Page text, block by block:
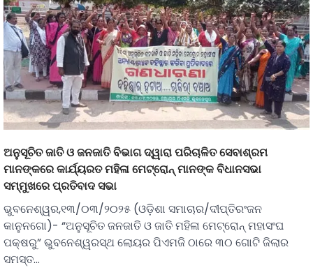
ଅନୁସୂଚିତ ଜାତି ଓ ଜନଜାତି ବିଭାଗ ଦ୍ୱାରା ପରିଚାଳିତ ସେବାଶ୍ରମ
ମାନଙ୍କରେ କାର୍ଯ୍ୟରତ ମହିଳା ମେଟ୍ରୋନ୍ ମାନଙ୍କ ବିଧାନସଭା
ସମ୍ମୁଖରେ ପ୍ରତିବାଦ ସଭା
ଭୁବନେଶ୍ୱର,୧୩/୦୩/୨୦୨୫ (ଓଡ଼ିଶା ସମାଚାର/ଦୀପ୍ତିରଂଜନ
କାନୁନଗୋ)- “ଅନୁସୂଚିତ ଜନଜାତି ଓ ଜାତି ମହିଳା ମେଟ୍ରୋନ୍ ମହାସଂଘ
ପକ୍ଷରୁ” ଭୁବନେଶ୍ୱରସ୍ଥ ଲୋୟର ପିଏମଜି ଠାରେ ୩୦ ଗୋଟି ଜିଲାର
ସମସ୍ତ…